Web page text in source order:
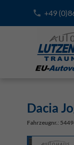
+49
Dacia
Fahrzeugnr.: